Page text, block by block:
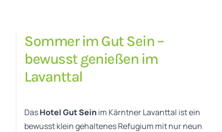
Sommer im Gut Sein –
bewusst genießen im
Lavanttal
DasHotel Gut Seinim Kärntner Lavanttal ist ein
bewusst klein gehaltenes Refugium mit nur neun